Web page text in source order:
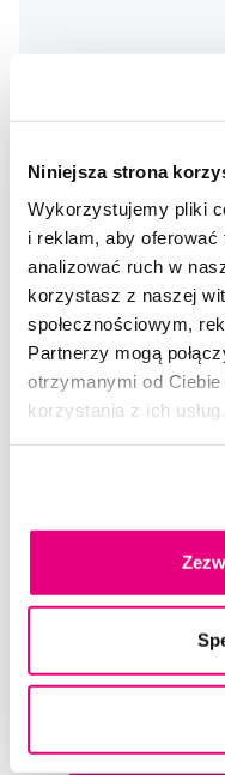
Niniejsza strona
Wykorzystujemy pliki
i reklam, aby oferować
analizować ruch w
korzystasz z naszej
społecznościowym,
Partnerzy mogą
otrzymanymi od
korzystania z ich usług.
Do koszyka